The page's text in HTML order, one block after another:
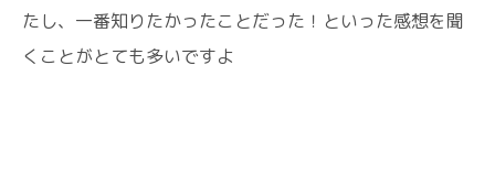
たし、一番知りたかったことだった！といった感想を聞
くことがとても多いですよ